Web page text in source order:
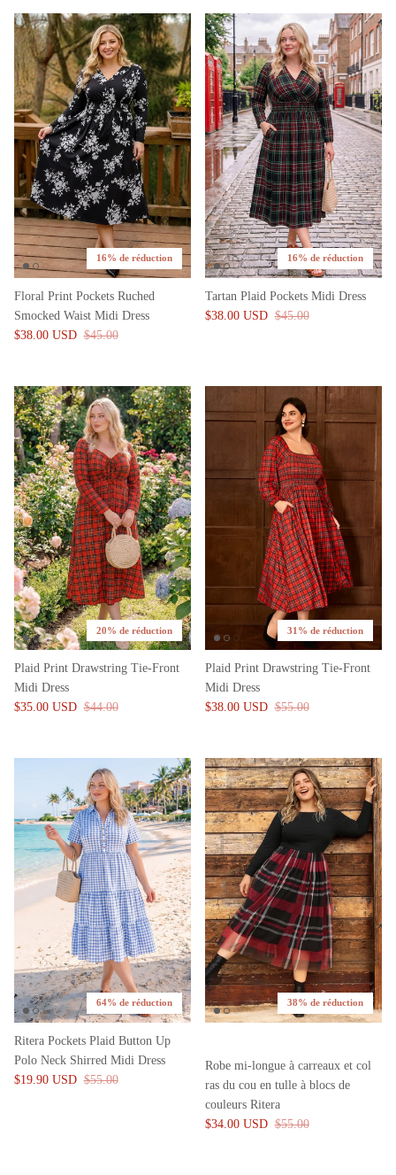
16% de réduction
Floral Print Pockets Ruched
Smocked Waist Midi Dress
$38.00 USD $45.00
16% de réduction
Tartan Plaid Pockets Midi Dress
$38.00 USD $45.00
20% de réduction
Plaid Print Drawstring Tie-Front
Midi Dress
$35.00 USD $44.00
31% de réduction
Plaid Print Drawstring Tie-Front
Midi Dress
$38.00 USD $55.00
64% de réduction
Ritera Pockets Plaid Button Up
Polo Neck Shirred Midi Dress
$19.90 USD $55.00
38% de réduction
Robe mi-longue à carreaux et col
ras du cou en tulle à blocs de
couleurs Ritera
$34.00 USD $55.00